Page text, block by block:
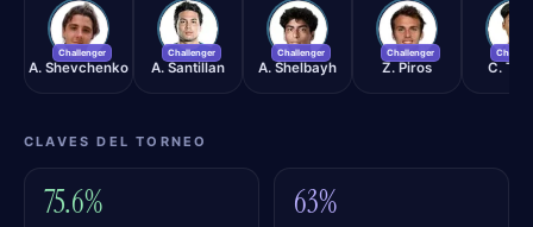
AS
Challenger
A. Shevchenko
AS
Challenger
A. Santillan
AS
Challenger
A. Shelbayh
ZP
Challenger
Z. Piros
CT
C.
CLAVES DEL TORNEO
75.6% 63%